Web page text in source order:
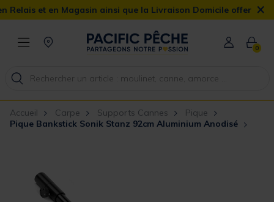
et en Magasin ainsi que la Livraison Domicile offerte dès 90€
×
0
Accueil Carpe Supports Cannes
Pique
Pique Bankstick Sonik Stanz 92cm Aluminium Anodisé